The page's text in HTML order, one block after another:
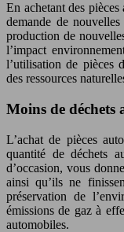
En achetant des
demande de
production de
l’impact
l’utilisation de pièces
des ressources
Moins de
L’achat de pièces
quantité de déchets
d’occasion, vous
ainsi qu’ils ne
préservation de
émissions de gaz à
automobiles.